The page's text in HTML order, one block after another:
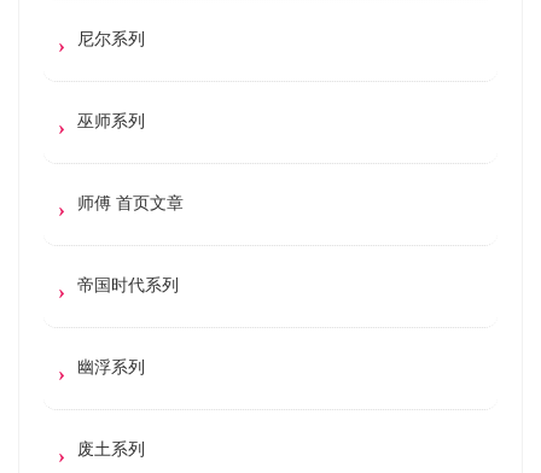
尼尔系列
巫师系列
师傅 首页文章
帝国时代系列
幽浮系列
废土系列